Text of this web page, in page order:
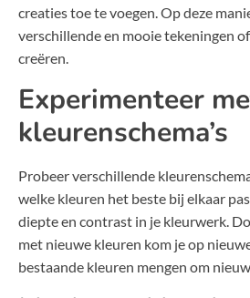
creaties toe te voegen. Op deze
verschillende en mooie tekeningen
creëren.
Experimenteer
kleurenschema’s
Probeer verschillende
welke kleuren het beste bij elkaar
diepte en contrast in je kleurwerk.
met nieuwe kleuren kom je op
bestaande kleuren mengen om